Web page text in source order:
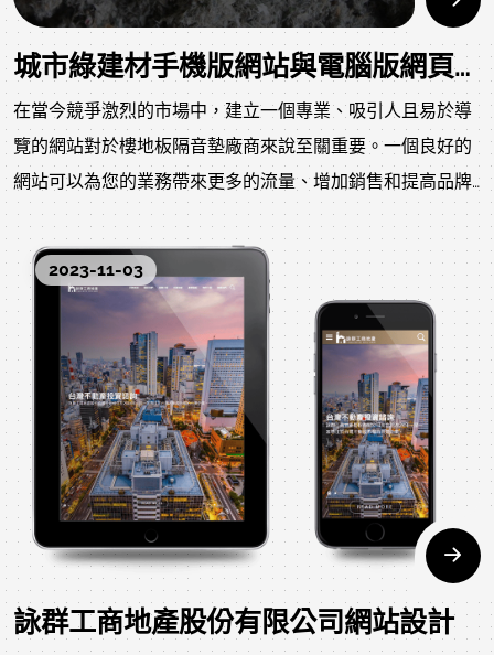
城市綠建材手機版網站與電腦版網頁提案
在當今競爭激烈的市場中，建立一個專業、吸引人且易於導
覽的網站對於樓地板隔音墊廠商來說至關重要。一個良好的
網站可以為您的業務帶來更多的流量、增加銷售和提高品牌
知名度。在這篇文章中，我們將探討如何建立一個出色的樓
地板隔音墊廠商網站，從設計階段到執行階段的完整指南。
2023-11-03
詠群工商地產股份有限公司網站設計